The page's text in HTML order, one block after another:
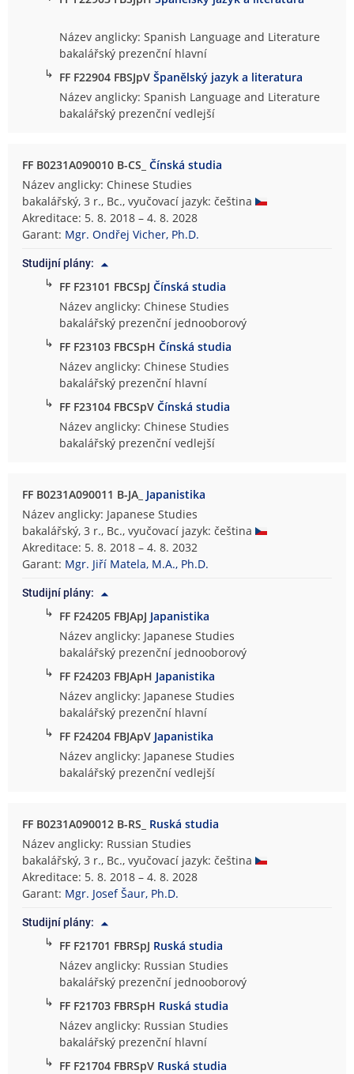
Název anglicky: Spanish Language and Literature
bakalářský prezenční hlavní
↳ FF F22904 FBSJpVŠpanělský jazyk a literatura
Název anglicky: Spanish Language and Literature
bakalářský prezenční vedlejší
FF B0231A090010 B-CS_Čínská studia
Název anglicky: Chinese Studies
bakalářský, 3 r., Bc., vyučovací jazyk: čeština
Akreditace: 5. 8. 2018 – 4. 8. 2028
Garant: Mgr. Ondřej Vicher, Ph.D.
Studijní plány:
↳ FF F23101 FBCSpJČínská studia
Název anglicky: Chinese Studies
bakalářský prezenční jednooborový
↳ FF F23103 FBCSpHČínská studia
Název anglicky: Chinese Studies
bakalářský prezenční hlavní
↳ FF F23104 FBCSpVČínská studia
Název anglicky: Chinese Studies
bakalářský prezenční vedlejší
FF B0231A090011 B-JA_ Japanistika
Název anglicky: Japanese Studies
bakalářský, 3 r., Bc., vyučovací jazyk: čeština
Akreditace: 5. 8. 2018 – 4. 8. 2032
Garant: Mgr. Jiří Matela, M.A., Ph.D.
Studijní plány:
↳ FF F24205 FBJApJ Japanistika
Název anglicky: Japanese Studies
bakalářský prezenční jednooborový
↳ FF F24203 FBJApH Japanistika
Název anglicky: Japanese Studies
bakalářský prezenční hlavní
↳ FF F24204 FBJApV Japanistika
Název anglicky: Japanese Studies
bakalářský prezenční vedlejší
FF B0231A090012 B-RS_ Ruská studia
Název anglicky: Russian Studies
bakalářský, 3 r., Bc., vyučovací jazyk: čeština
Akreditace: 5. 8. 2018 – 4. 8. 2028
Garant: Mgr. Josef Šaur, Ph.D.
Studijní plány:
↳ FF F21701 FBRSpJ Ruská studia
Název anglicky: Russian Studies
bakalářský prezenční jednooborový
↳ FF F21703 FBRSpH Ruská studia
Název anglicky: Russian Studies
bakalářský prezenční hlavní
↳ FF F21704 FBRSpV Ruská studia